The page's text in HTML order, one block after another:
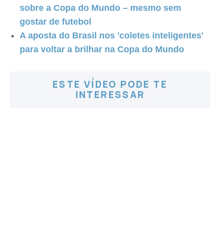
sobre a Copa do Mundo – mesmo sem
gostar de futebol
A aposta do Brasil nos 'coletes inteligentes'
para voltar a brilhar na Copa do Mundo
ESTE VÍDEO PODE TE
INTERESSAR